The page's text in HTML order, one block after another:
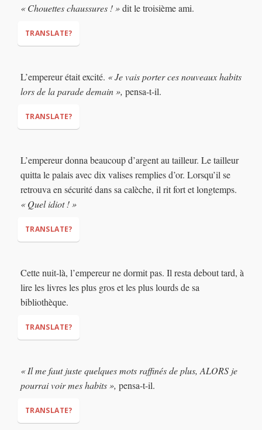
« Chouettes chaussures ! »dit le troisième ami.
TRANSLATE?
“Yes! The color of the pants is perfect,”
L’empereur était excité. « Je vais porter ces nouveaux habits
lors de la parade demain », pensa-t-il.
TRANSLATE?
the parade tomorrow,” he thought.
L’empereur donna beaucoup d’argent au tailleur. Le tailleur
quitta le palais avec dix valises remplies d’or. Lorsqu’il se
retrouva en sécurité dans sa calèche, il rit fort et longtemps.
« Quel idiot ! »
TRANSLATE?
“What an idiot!”
Cette nuit-là, l’empereur ne dormit pas. Il resta debout tard, à
lire les livres les plus gros et les plus lourds de sa
bibliothèque.
TRANSLATE?
« Il me faut juste quelques mots raffinés de plus, ALORS je
pourrai voir mes habits », pensa-t-il.
TRANSLATE?